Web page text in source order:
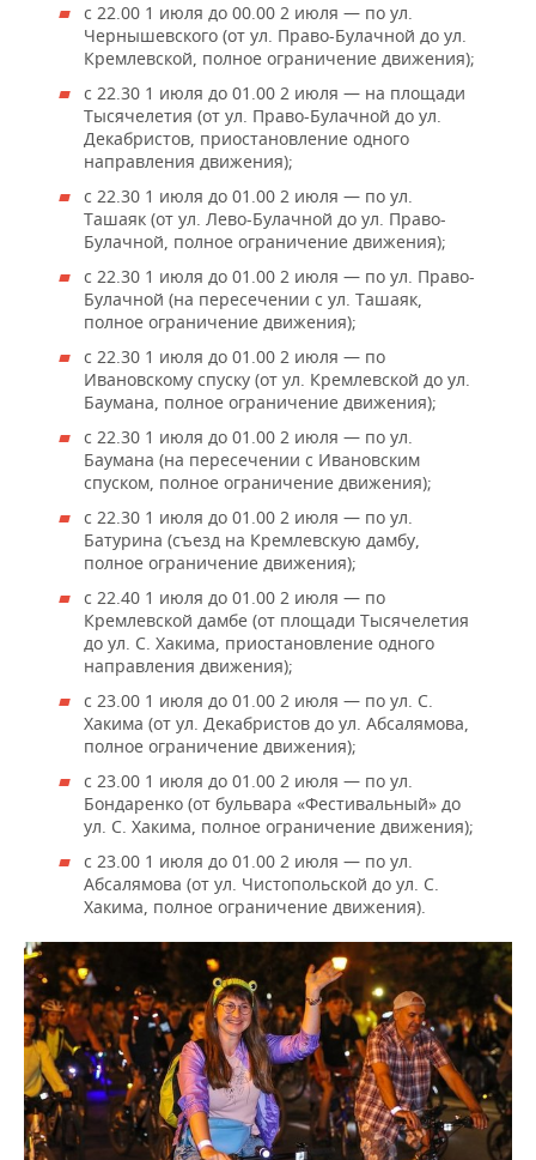
с 22.00 1 июля до 00.00 2 июля — по ул.
Чернышевского (от ул. Право-Булачной до ул.
Кремлевской, полное ограничение движения);
с 22.30 1 июля до 01.00 2 июля — на площади
Тысячелетия (от ул. Право-Булачной до ул.
Декабристов, приостановление одного
направления движения);
с 22.30 1 июля до 01.00 2 июля — по ул.
Ташаяк (от ул. Лево-Булачной до ул. Право-
Булачной, полное ограничение движения);
с 22.30 1 июля до 01.00 2 июля — по ул. Право-
Булачной (на пересечении с ул. Ташаяк,
полное ограничение движения);
с 22.30 1 июля до 01.00 2 июля — по
Ивановскому спуску (от ул. Кремлевской до ул.
Баумана, полное ограничение движения);
с 22.30 1 июля до 01.00 2 июля — по ул.
Баумана (на пересечении с Ивановским
спуском, полное ограничение движения);
с 22.30 1 июля до 01.00 2 июля — по ул.
Батурина (съезд на Кремлевскую дамбу,
полное ограничение движения);
с 22.40 1 июля до 01.00 2 июля — по
Кремлевской дамбе (от площади Тысячелетия
до ул. С. Хакима, приостановление одного
направления движения);
с 23.00 1 июля до 01.00 2 июля — по ул. С.
Хакима (от ул. Декабристов до ул. Абсалямова,
полное ограничение движения);
с 23.00 1 июля до 01.00 2 июля — по ул.
Бондаренко (от бульвара «Фестивальный» до
ул. С. Хакима, полное ограничение движения);
с 23.00 1 июля до 01.00 2 июля — по ул.
Абсалямова (от ул. Чистопольской до ул. С.
Хакима, полное ограничение движения).